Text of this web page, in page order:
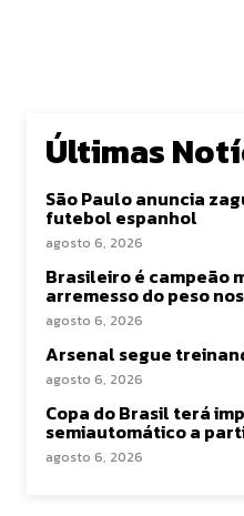
Últimas
São Paulo anuncia
futebol espanhol
agosto 6, 2026
Brasileiro é campeão
arremesso do peso
agosto 6, 2026
Arsenal segue
agosto 6, 2026
Copa do Brasil terá
semiautomático a
agosto 6, 2026